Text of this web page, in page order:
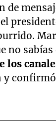
de
no
los
y